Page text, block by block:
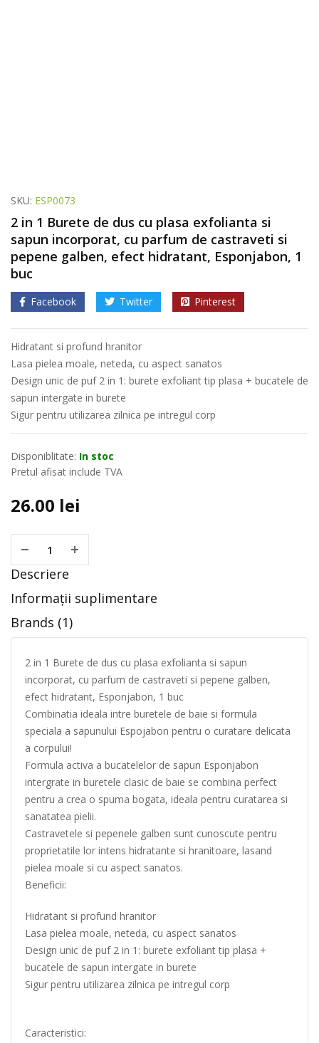
SKU: ESP0073
2 in 1 Burete de dus cu plasa exfolianta si
sapun incorporat, cu parfum de castraveti si
pepene galben, efect hidratant, Esponjabon, 1
buc
Facebook Twitter Pinterest
Hidratant si profund hranitor
Lasa pielea moale, neteda, cu aspect sanatos
Design unic de puf 2 in 1: burete exfoliant tip plasa + bucatele de
sapun intergate in burete
Sigur pentru utilizarea zilnica pe intregul corp
Disponiblitate: In stoc
Pretul afisat include TVA
26.00 lei
Descriere
Informații suplimentare
Brands (1)
2 in 1 Burete de dus cu plasa exfolianta si sapun
incorporat, cu parfum de castraveti si pepene galben,
efect hidratant, Esponjabon, 1 buc
Combinatia ideala intre buretele de baie si formula
speciala a sapunului Espojabon pentru o curatare delicata
a corpului!
Formula activa a bucatelelor de sapun Esponjabon
intergrate in buretele clasic de baie se combina perfect
pentru a crea o spuma bogata, ideala pentru curatarea si
sanatatea pielii.
Castravetele si pepenele galben sunt cunoscute pentru
proprietatile lor intens hidratante si hranitoare, lasand
pielea moale si cu aspect sanatos.
Beneficii:
Hidratant si profund hranitor
Lasa pielea moale, neteda, cu aspect sanatos
Design unic de puf 2 in 1: burete exfoliant tip plasa +
bucatele de sapun intergate in burete
Sigur pentru utilizarea zilnica pe intregul corp
Caracteristici: